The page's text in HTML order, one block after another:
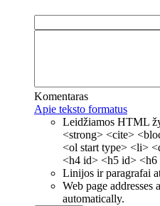
Komentaras
Apie teksto formatus
Leidžiamos HTML
<strong> <cite>
<ol start type> <li>
<h4 id> <h5 id> <h6
Linijos ir paragrafai
Web page addresses
automatically.